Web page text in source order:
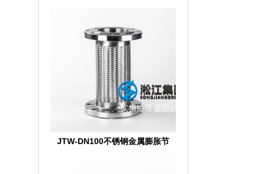
JTW-DN100不锈钢金属膨胀节